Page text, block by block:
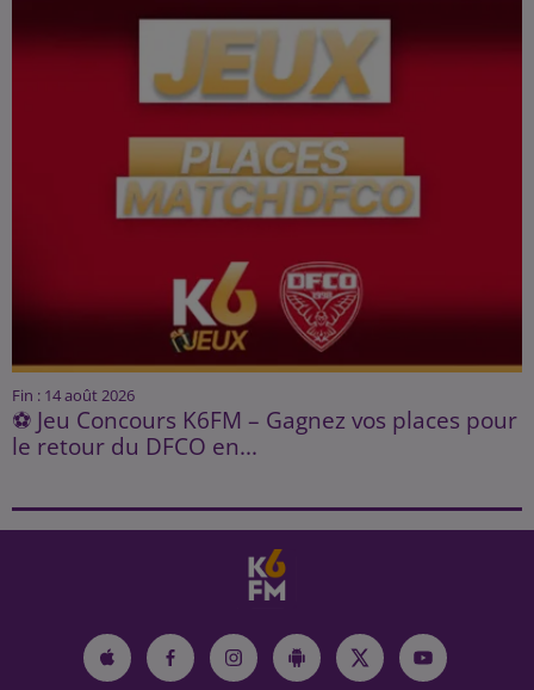
Fin : 14 août 2026
⚽ Jeu Concours K6FM – Gagnez vos places pour
le retour du DFCO en...